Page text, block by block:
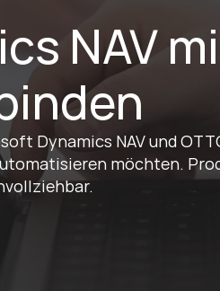
NAV
Dynamics NAV und
möchten.